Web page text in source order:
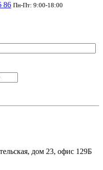
86 Пн-Пт: 9:00-18:00
дом 23, офис 129Б